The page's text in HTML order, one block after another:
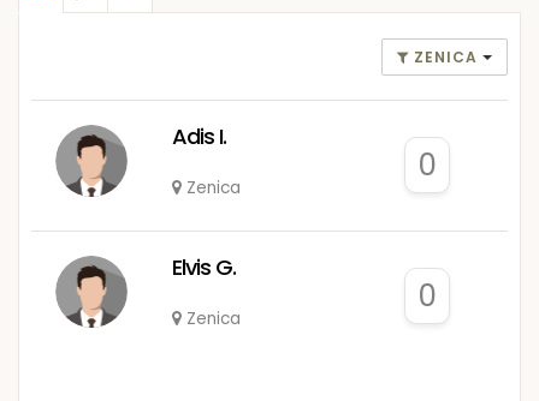
ZENICA
Adis I.
Zenica
0
Elvis G.
Zenica
0